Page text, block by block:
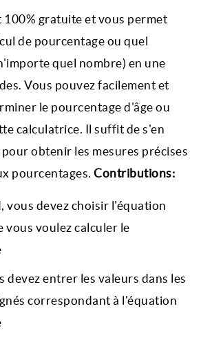
100% gratuite et vous permet
de pourcentage ou quel
quel nombre) en une
Vous pouvez facilement et
le pourcentage d'âge ou
calculatrice. Il suffit de s'en
obtenir les mesures précises
pourcentages. Contributions:
vous devez choisir l'équation
vous voulez calculer le
devez entrer les valeurs dans les
correspondant à l'équation